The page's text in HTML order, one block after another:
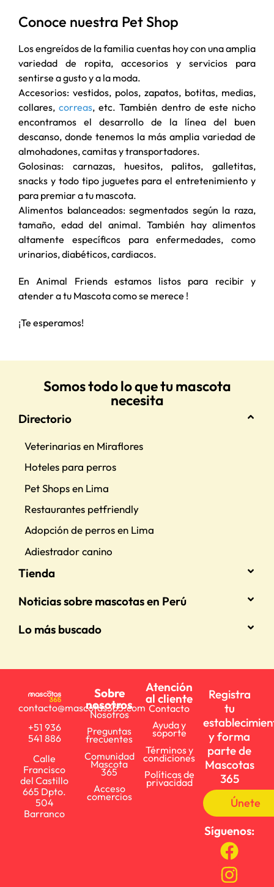
Conoce nuestra Pet Shop
Los engreídos de la familia cuentas hoy con una amplia
variedad de ropita, accesorios y servicios para
sentirse a gusto y a la moda.
Accesorios: vestidos, polos, zapatos, botitas, medias,
collares,correas, etc. También dentro de este nicho
encontramos el desarrollo de la línea del buen
descanso, donde tenemos la más amplia variedad de
almohadones, camitas y transportadores.
Golosinas: carnazas, huesitos, palitos, galletitas,
snacks y todo tipo juguetes para el entretenimiento y
para premiar a tu mascota.
Alimentos balanceados: segmentados según la raza,
tamaño, edad del animal. También hay alimentos
altamente específicos para enfermedades, como
urinarios, diabéticos, cardiacos.
En Animal Friends estamos listos para recibir y
atender a tu Mascota como se merece !
¡Te esperamos!
Somos todo lo que tu mascota
necesita
Directorio
Veterinarias en Miraflores
Hoteles para perros
Pet Shops en Lima
Restaurantes petfriendly
Adopción de perros en Lima
Adiestrador canino
Tienda
Noticias sobre mascotas en Perú
Lo más buscado
contacto@mascotas365.com
+51 936
541 886
Calle
Francisco
del Castillo
665 Dpto.
504
Barranco
Sobre
nosotros
Nosotros
Preguntas
frecuentes
Comunidad
Mascota
365
Acceso
comercios
Atención
al cliente
Contacto
Ayuda y
soporte
Términos y
condiciones
Políticas de
privacidad
Registra
tu
y forma
parte de
Mascotas
365
Únete
Síguenos: